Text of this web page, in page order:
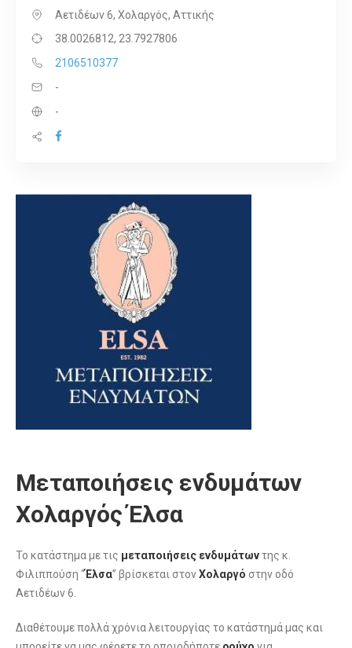
Αετιδέων 6, Χολαργός, Αττικής
38.0026812, 23.7927806
2106510377
-
-
Μεταποιήσεις ενδυμάτων
Χολαργός Έλσα
Το κατάστημα με τις μεταποιήσεις ενδυμάτωντης κ.
Φιλιππούση “Έλσα” βρίσκεται στονΧολαργό στην οδό
Αετιδέων 6.
Διαθέτουμε πολλά χρόνια λειτουργίας το κατάστημά μας και